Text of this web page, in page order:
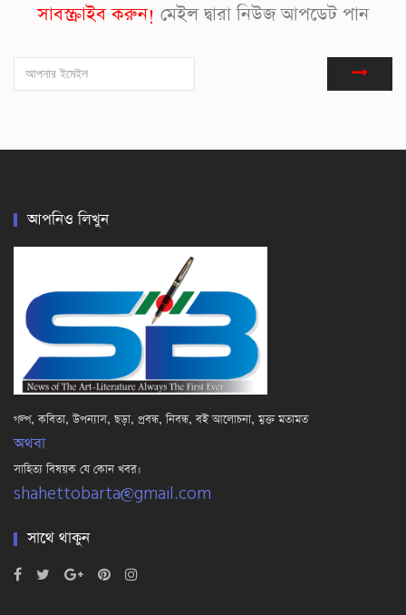
সাবস্ক্রাইব করুন! মেইল দ্বারা নিউজ আপডেট পান
আপনিও লিখুন
গল্প, কবিতা, উপন্যাস, ছড়া, প্রবন্ধ, নিবন্ধ, বই আলোচনা, মুক্ত মতামত
অথবা
সাহিত্য বিষয়ক যে কোন খবর।
shahettobarta@gmail.com
সাথে থাকুন